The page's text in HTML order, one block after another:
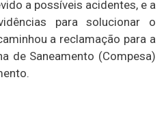
a possíveis acidentes, e a
para solucionar o
a reclamação para a
de Saneamento (Compesa)